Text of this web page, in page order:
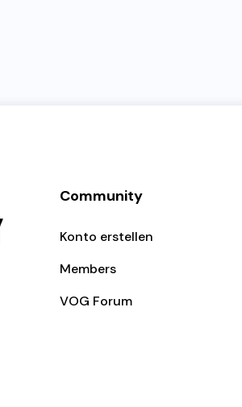
Community
Konto erstellen
Members
VOG Forum